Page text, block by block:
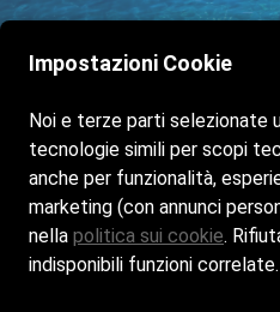
Home Il Lido
Eventi & Feste
Siamo aperti tutti i
Impostazioni Cookie
Noi e terze parti selezionate
tecnologie simili per scopi
anche per funzionalità,
marketing (con annunci
nella politica sui cookie.
indisponibili funzioni correlate.